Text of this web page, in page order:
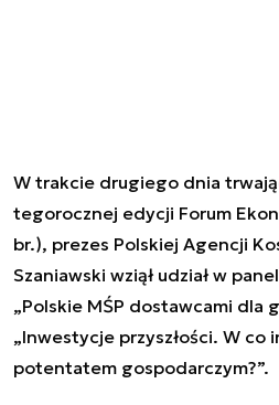
W trakcie drugiego dnia
tegorocznej edycji Forum
br.), prezes Polskiej Agencji
Szaniawski wziął udział w
„Polskie MŚP dostawcami dla
„Inwestycje przyszłości. W co
potentatem gospodarczym?”.